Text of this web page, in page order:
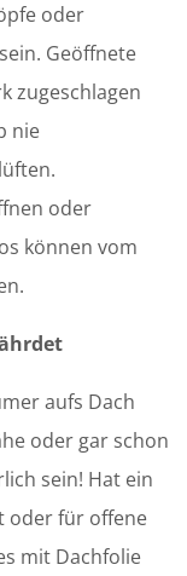
oder
Geöffnete
zugeschlagen
nie
oder
können vom
aufs Dach
oder gar schon
sein! Hat ein
oder für offene
mit Dachfolie